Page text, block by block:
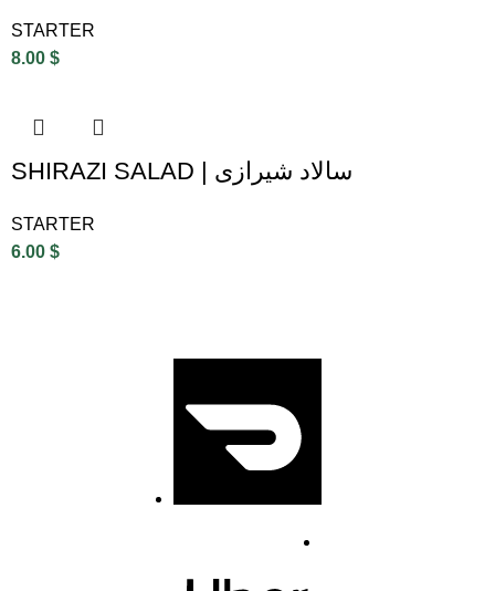
STARTER
8.00$
SHIRAZI SALAD | سالاد شیرازی
STARTER
6.00$